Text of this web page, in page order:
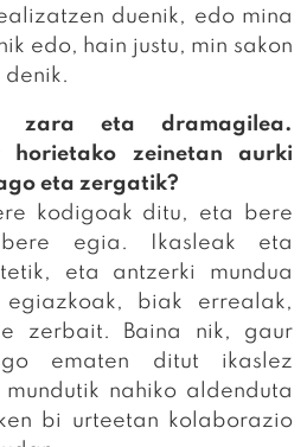
duenik, edo mina
edo, hain justu, min sakon
denik.
zara eta dramagilea.
zeinetan aurki
eta zergatik?
kodigoak ditu, eta bere
egia. Ikasleak eta
eta antzerki mundua
biak errealak,
zerbait. Baina nik, gaur
ematen ditut ikaslez
nahiko aldenduta
bi urteetan kolaborazio